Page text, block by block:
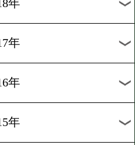
2024年
2023年